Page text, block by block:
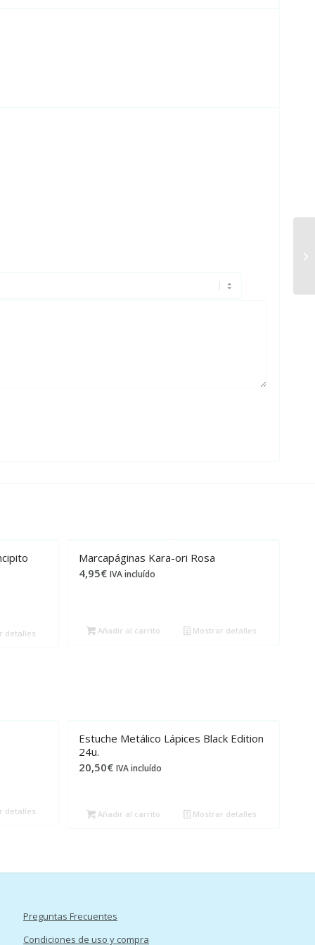
detalles
Marcapáginas Kara-ori Rosa
4,95€ IVA incluído
Añadir al carrito Mostrar detalles
detalles
Estuche Metálico Lápices Black Edition
24u.
20,50€ IVA incluído
Añadir al carrito Mostrar detalles
Preguntas Frecuentes
Condiciones de uso y compra